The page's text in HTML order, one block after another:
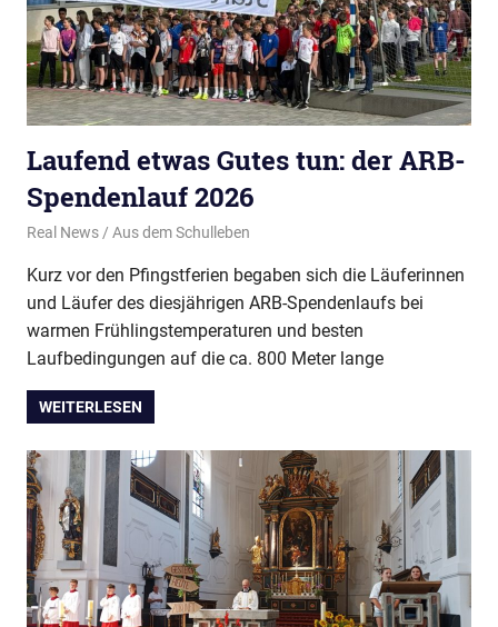
Laufend etwas Gutes tun: der ARB-
Spendenlauf 2026
1. August 2026
Real News Aus dem Schulleben
Kurz vor den Pfingstferien begaben sich die Läuferinnen
und Läufer des diesjährigen ARB-Spendenlaufs bei
warmen Frühlingstemperaturen und besten
Laufbedingungen auf die ca. 800 Meter lange
WEITERLESEN